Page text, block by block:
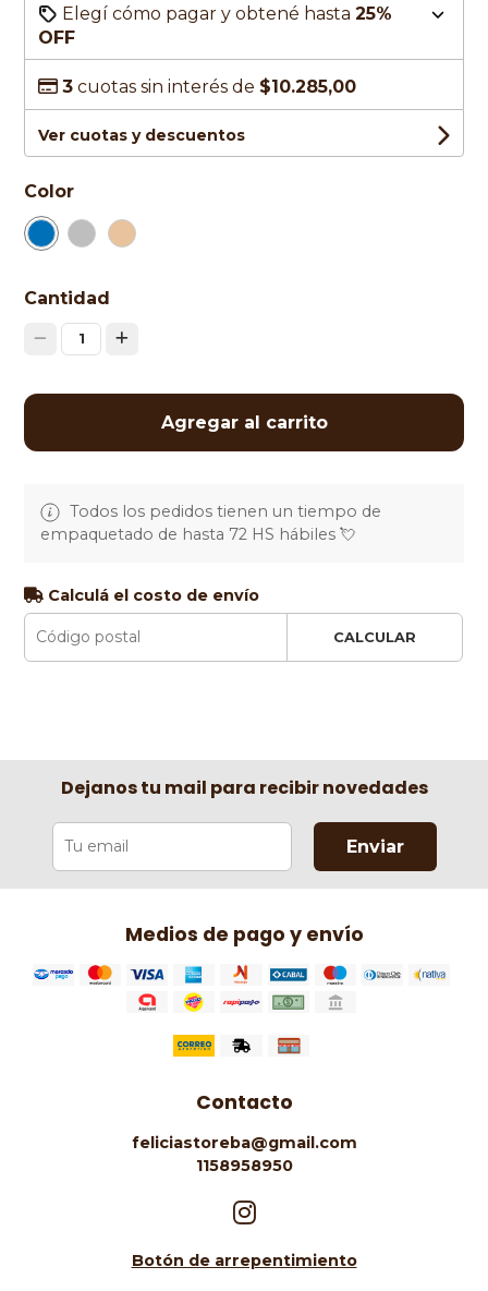
Elegí cómo pagar y obtené hasta25%
OFF
3 cuotas sin interés de $10.285,00
Ver cuotas y descuentos
Color
Cantidad
1
Agregar al carrito
Todos los pedidos tienen un tiempo de
empaquetado de hasta 72 HS hábiles 💘
Calculá el costo de envío
CALCULAR
Dejanos tu mail para recibir novedades
Enviar
Medios de pago y envío
Contacto
feliciastoreba@gmail.com
1158958950
Botón de arrepentimiento